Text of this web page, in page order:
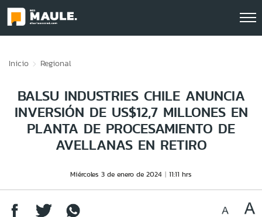
Inicio Regional
BALSU INDUSTRIES CHILE ANUNCIA
INVERSIÓN DE US$12,7 MILLONES EN
PLANTA DE PROCESAMIENTO DE
AVELLANAS EN RETIRO
Miércoles 3 de enero de 2024 11:11 hrs